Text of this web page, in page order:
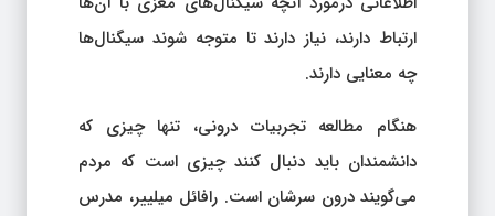
ارتباط دارند، نیاز دارند تا متوجه شوند سیگنال‌ها
چه معنایی دارند.
هنگام مطالعه تجربیات درونی، تنها چیزی که
دانشمندان باید دنبال کنند چیزی است که مردم
می‌گویند درون سرشان است. رافائل میلییر، مدرس